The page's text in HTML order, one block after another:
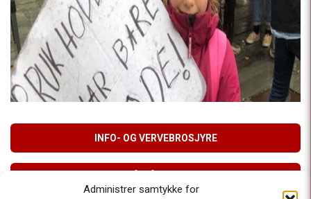
Administrer samtykke for
INFO- OG VERVEBROSJYRE